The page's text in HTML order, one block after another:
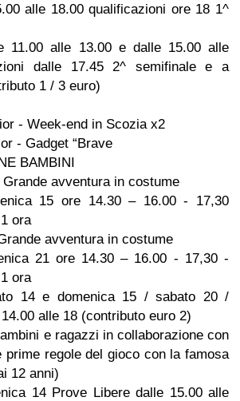
alle 18.00 qualificazioni ore 18 1^
11.00 alle 13.00 e dalle 15.00 alle
dalle 17.45 2^ semifinale e a
1 / 3 euro)
- Week-end in Scozia x2
- Gadget “Brave
BAMBINI
avventura in costume
15 ore 14.30 – 16.00 - 17,30
ora
avventura in costume
21 ore 14.30 – 16.00 - 17,30 -
ora
14 e domenica 15 / sabato 20 /
alle 18 (contributo euro 2)
e ragazzi in collaborazione con
prime regole del gioco con la famosa
12 anni)
14 Prove Libere dalle 15.00 alle